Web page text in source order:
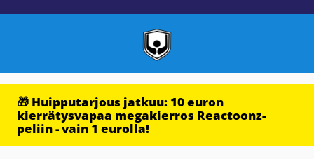
🎁 Huipputarjous jatkuu: 10 euron
kierrätysvapaa megakierros Reactoonz-
peliin - vain 1 eurolla!